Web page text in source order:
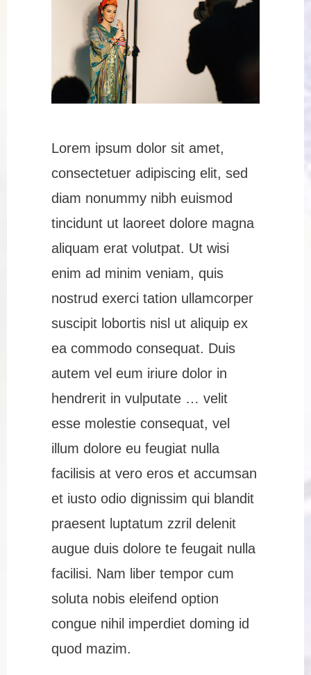
Lorem ipsum dolor sit amet,
consectetuer adipiscing elit, sed
diam nonummy nibh euismod
tincidunt ut laoreet dolore magna
aliquam erat volutpat. Ut wisi
enim ad minim veniam, quis
nostrud exerci tation ullamcorper
suscipit lobortis nisl ut aliquip ex
ea commodo consequat. Duis
autem vel eum iriure dolor in
hendrerit in vulputate … velit
esse molestie consequat, vel
illum dolore eu feugiat nulla
facilisis at vero eros et accumsan
et iusto odio dignissim qui blandit
praesent luptatum zzril delenit
augue duis dolore te feugait nulla
facilisi. Nam liber tempor cum
soluta nobis eleifend option
congue nihil imperdiet doming id
quod mazim.